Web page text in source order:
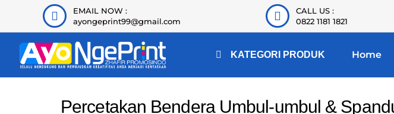
EMAIL NOW :
ayongeprint99@gmail.com
CALL US :
0822 1181 1821
KATEGORI PRODUK Home
Percetakan Bendera Umbul-umbul &